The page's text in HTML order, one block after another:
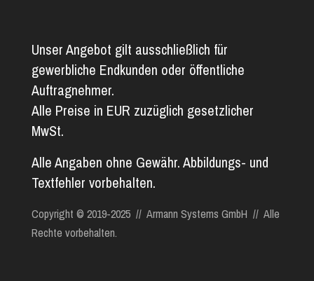
Unser Angebot gilt ausschließlich für
gewerbliche Endkunden oder öffentliche
Auftragnehmer.
Alle Preise in EUR zuzüglich gesetzlicher
MwSt.
Alle Angaben ohne Gewähr. Abbildungs- und
Textfehler vorbehalten.
Copyright © 2019-2025 // Armann Systems GmbH // Alle
Rechte vorbehalten.